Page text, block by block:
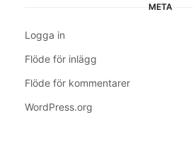
META
Logga in
Flöde för inlägg
Flöde för kommentarer
WordPress.org